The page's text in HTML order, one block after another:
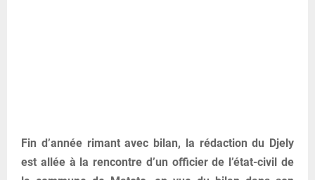
Fin d’année rimant avec bilan, la rédaction du Djely
est allée à la rencontre d’un officier de l’état-civil de